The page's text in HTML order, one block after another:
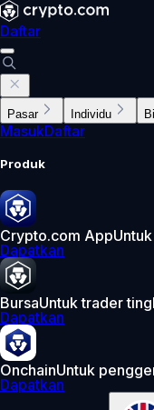
Daftar
Pasar Individu
MasukDaftar
Produk
Crypto.com App
Dapatkan
BursaUntuk trader
Dapatkan
OnchainUntuk
Dapatkan